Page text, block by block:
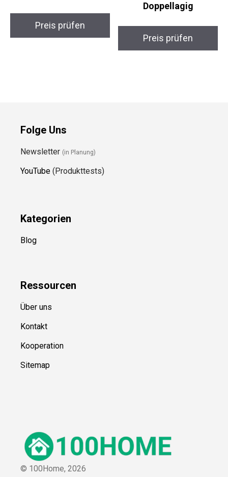
Preis prüfen
Doppellagig
Preis prüfen
Folge Uns
Newsletter (in Planung)
YouTube (Produkttests)
Kategorien
Blog
Ressourcen
Über uns
Kontakt
Kooperation
Sitemap
© 100Home, 2026